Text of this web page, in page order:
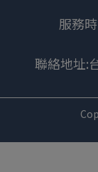
服務
聯絡地址: